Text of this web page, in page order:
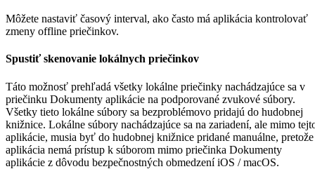
Môžete nastaviť časový interval, ako často má aplikácia kontrolovať
zmeny offline priečinkov.
Spustiť skenovanie lokálnych priečinkov
Táto možnosť prehľadá všetky lokálne priečinky nachádzajúce sa v
priečinku Dokumenty aplikácie na podporované zvukové súbory.
Všetky tieto lokálne súbory sa bezproblémovo pridajú do hudobnej
knižnice. Lokálne súbory nachádzajúce sa na zariadení, ale mimo
aplikácie, musia byť do hudobnej knižnice pridané manuálne, pretože
aplikácia nemá prístup k súborom mimo priečinka Dokumenty
aplikácie z dôvodu bezpečnostných obmedzení iOS / macOS.